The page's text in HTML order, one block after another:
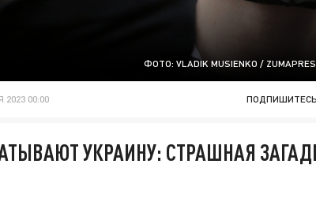
ФОТО: VLADIK MUSIENKO /
2023 00:00
УКРАИНУ: СТРАШНАЯ